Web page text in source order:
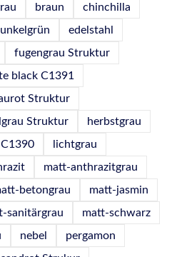
braun
chinchilla
edelstahl
fugengrau Struktur
black C1391
Struktur
Struktur
herbstgrau
lichtgrau
matt-anthrazitgrau
betongrau
matt-jasmin
sanitärgrau
matt-schwarz
nebel
pergamon